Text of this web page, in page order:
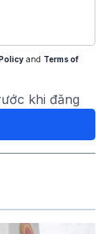
and Terms of
khi đăng